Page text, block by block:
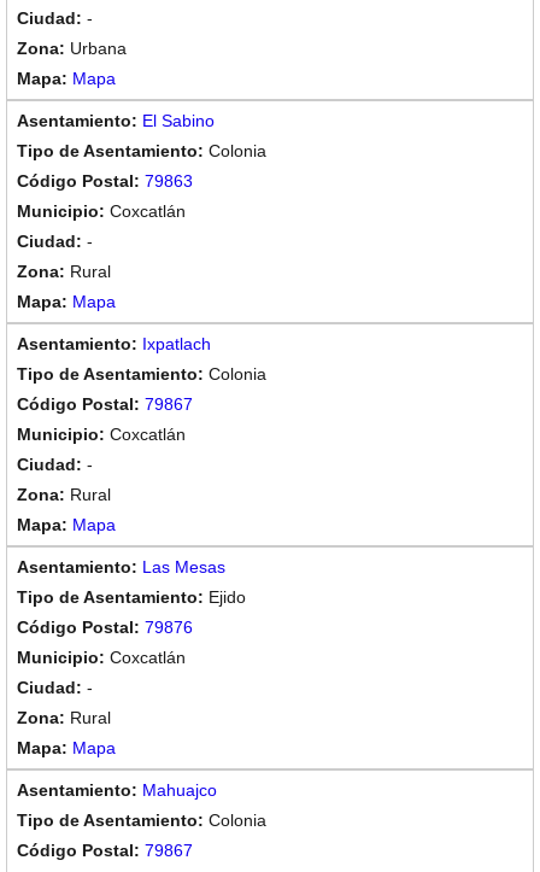
-
Urbana
Mapa
El Sabino
Colonia
79863
Coxcatlán
-
Rural
Mapa
Ixpatlach
Colonia
79867
Coxcatlán
-
Rural
Mapa
Las Mesas
Ejido
79876
Coxcatlán
-
Rural
Mapa
Mahuajco
Colonia
79867